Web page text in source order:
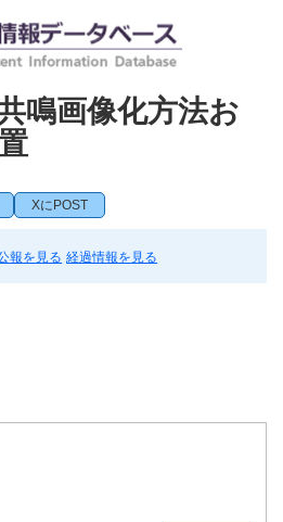
鳴画像化方法お
XにPOST
報を見る 経過情報を見る